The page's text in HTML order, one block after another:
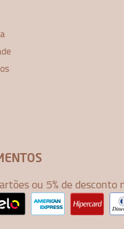
ou 5% de desconto